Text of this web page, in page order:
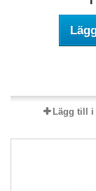
Lägg till i